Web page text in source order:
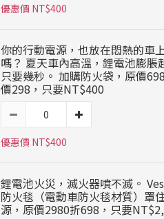
優惠價 NT$400
你的行動電源，也放在悶熱的車
嗎？ 夏天車內高溫，鋰電池膨脹
只要幾秒。 加購防火袋，原價
價298，只要NT$400
優惠價 NT$400
鋰電池火災，滅火器噴不滅。
防火毯（電動車防火毯材質）罩
源，原價2980折698，只要